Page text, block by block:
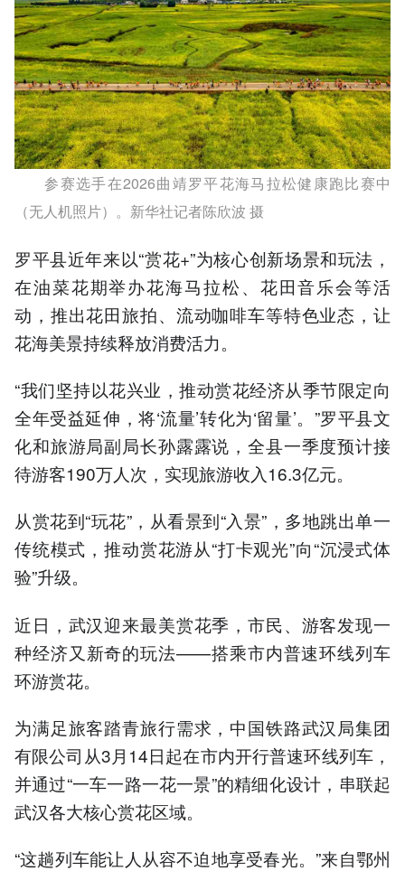
参赛选手在2026曲靖罗平花海马拉松健康跑比赛中
（无人机照片）。新华社记者陈欣波 摄
罗平县近年来以“赏花+”为核心创新场景和玩法，
在油菜花期举办花海马拉松、花田音乐会等活
动，推出花田旅拍、流动咖啡车等特色业态，让
花海美景持续释放消费活力。
“我们坚持以花兴业，推动赏花经济从季节限定向
全年受益延伸，将‘流量’转化为‘留量’。”罗平县文
化和旅游局副局长孙露露说，全县一季度预计接
待游客190万人次，实现旅游收入16.3亿元。
从赏花到“玩花”，从看景到“入景”，多地跳出单一
传统模式，推动赏花游从“打卡观光”向“沉浸式体
验”升级。
近日，武汉迎来最美赏花季，市民、游客发现一
种经济又新奇的玩法——搭乘市内普速环线列车
环游赏花。
为满足旅客踏青旅行需求，中国铁路武汉局集团
有限公司从3月14日起在市内开行普速环线列车，
并通过“一车一路一花一景”的精细化设计，串联起
武汉各大核心赏花区域。
“这趟列车能让人从容不迫地享受春光。”来自鄂州